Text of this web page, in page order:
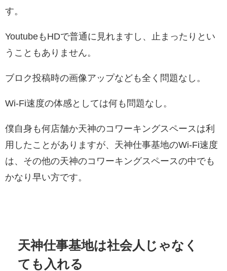
す。
YoutubeもHDで普通に見れますし、止まったりとい
うこともありません。
ブロク投稿時の画像アップなども全く問題なし。
Wi-Fi速度の体感としては何も問題なし。
僕自身も何店舗か天神のコワーキングスペースは利
用したことがありますが、天神仕事基地のWi-Fi速度
は、その他の天神のコワーキングスペースの中でも
かなり早い方です。
天神仕事基地は社会人じゃなく
ても入れる